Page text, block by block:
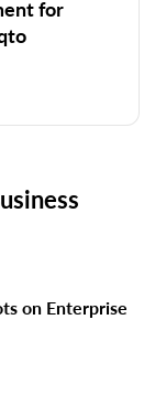
for
on Enterprise